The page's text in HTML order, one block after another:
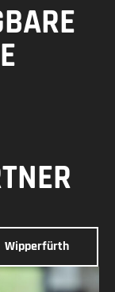
Wipperfürth